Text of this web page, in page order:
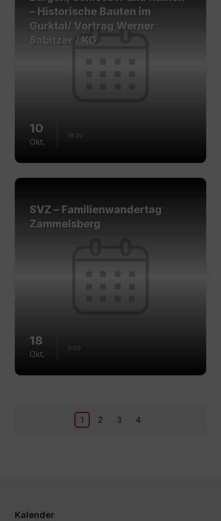
– Historische Bauten im
Gurktal/ Vortrag Werner
Sabitzer / KG
10
Okt.
19:30
SVZ – Familienwandertag
Zammelsberg
18
Okt.
0:00
Mehr
1 2 3 4
Kalender